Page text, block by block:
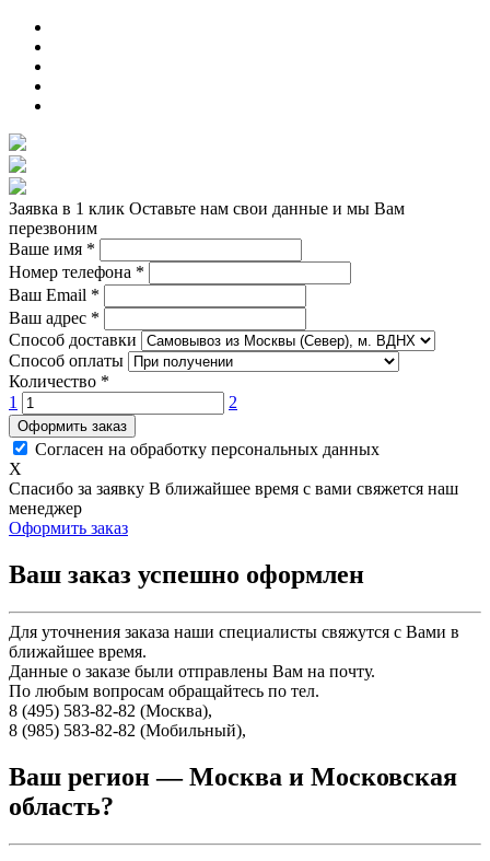
Заявка в 1 клик Оставьте нам свои данные и мы Вам
перезвоним
Ваше имя *
Номер телефона *
Ваш Email *
Ваш адрес *
Способ доставки
Способ оплаты
Количество *
1
2
Оформить заказ
Согласен на обработку персональных данных
X
Спасибо за заявку В ближайшее время с вами свяжется наш
менеджер
Оформить заказ
Ваш заказ успешно оформлен
Для уточнения заказа наши специалисты свяжутся с Вами в
ближайшее время.
Данные о заказе были отправлены Вам на почту.
По любым вопросам обращайтесь по тел.
8 (495) 583-82-82 (Москва),
8 (985) 583-82-82 (Мобильный),
Ваш регион —Москва и Московская
область?